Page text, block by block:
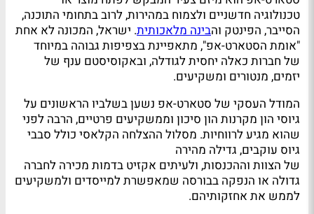
טכנולוגיה חדשניים ולצמוח במהירות, לרוב בתחומי התוכנה,
הסייבר, הפינטק והבינה מלאכותית. ישראל, המכונה לא אחת
"אומת הסטארט-אפ", מתאפיינת בצפיפות גבוהה במיוחד
של חברות כאלה יחסית לגודלה, ובאקוסיסטם ענף של
יזמים, מנטורים ומשקיעים.
המודל העסקי של סטארט-אפ נשען בשלביו הראשונים על
גיוסי הון מקרנות הון סיכון וממשקיעים פרטיים, הרבה לפני
שהוא מגיע לרווחיות. מסלול ההצלחה הקלאסי כולל סבבי
גיוס עוקבים, גדילה מהירה
של הצוות וההכנסות, ולעיתים אקזיט בדמות מכירה לחברה
גדולה או הנפקה בבורסה שמאפשרת למייסדים ולמשקיעים
לממש את אחזקותיהם.